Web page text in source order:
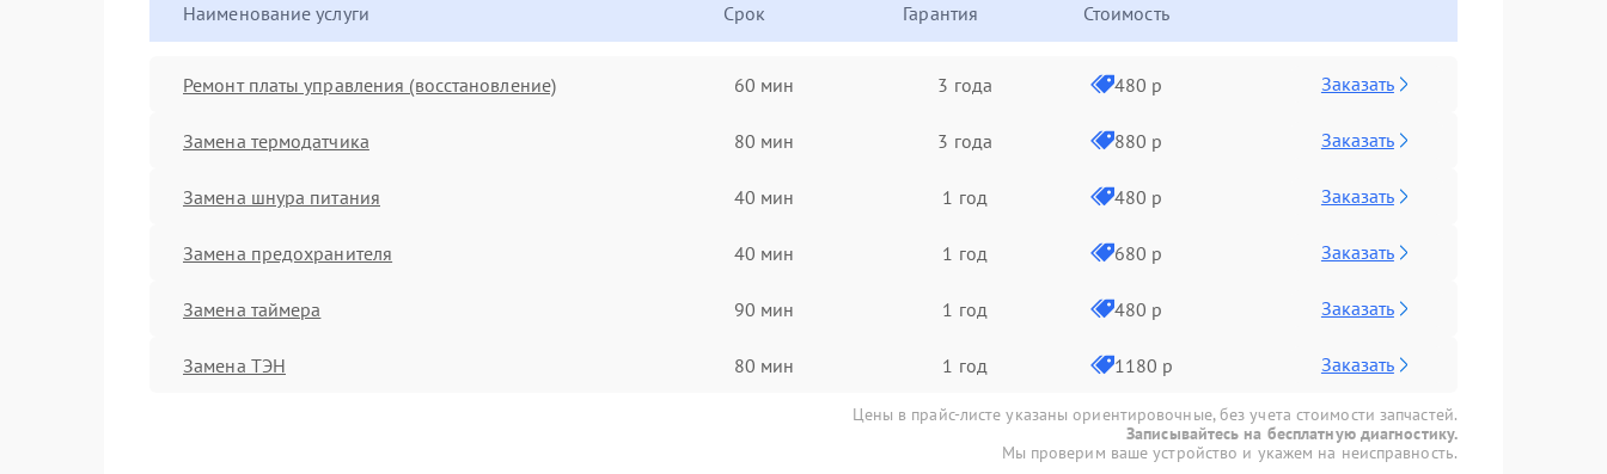
Наименование услуги Срок Гарантия Стоимость
Ремонт платы управления (восстановление) 60 мин 3 года 480 р Заказать
Замена термодатчика 80 мин 3 года 880 р Заказать
Замена шнура питания 40 мин 1 год 480 р Заказать
Замена предохранителя 40 мин 1 год 680 р Заказать
Замена таймера 90 мин 1 год 480 р Заказать
Замена ТЭН 80 мин 1 год 1180 р Заказать
Цены в прайс-листе указаны ориентировочные, без учета стоимости запчастей.
Записывайтесь на бесплатную диагностику.
Мы проверим ваше устройство и укажем на неисправность.